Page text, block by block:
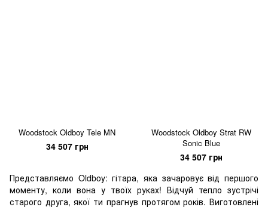
Woodstock Oldboy Tele MN
34 507 грн
Woodstock Oldboy Strat RW
Sonic Blue
34 507 грн
Представляємо Oldboy: гітара, яка зачаровує від першого
моменту, коли вона у твоїх руках! Відчуй тепло зустрічі
старого друга, якої ти прагнув протягом років. Виготовлені